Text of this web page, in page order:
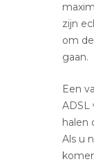
zijn
om
gaan.
Een
ADSL
halen
Als u